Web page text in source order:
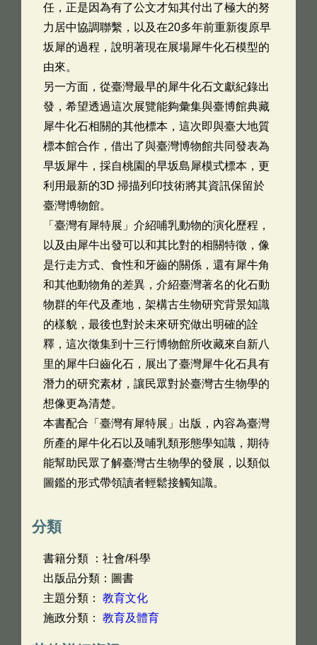
任，正是因為有了公文才知其付出了極大的努
力居中協調聯繫，以及在20多年前重新復原早
坂犀的過程，說明著現在展場犀牛化石模型的
由來。
另一方面，從臺灣最早的犀牛化石文獻紀錄出
發，希望透過這次展覽能夠彙集與臺博館典藏
犀牛化石相關的其他標本，這次即與臺大地質
標本館合作，借出了與臺灣博物館共同發表為
早坂犀牛，採自桃園的早坂島犀模式標本，更
利用最新的3D 掃描列印技術將其資訊保留於
臺灣博物館。
「臺灣有犀特展」介紹哺乳動物的演化歷程，
以及由犀牛出發可以和其比對的相關特徵，像
是行走方式、食性和牙齒的關係，還有犀牛角
和其他動物角的差異，介紹臺灣著名的化石動
物群的年代及產地，架構古生物研究背景知識
的樣貌，最後也對於未來研究做出明確的詮
釋，這次徵集到十三行博物館所收藏來自新八
里的犀牛臼齒化石，展出了臺灣犀牛化石具有
潛力的研究素材，讓民眾對於臺灣古生物學的
想像更為清楚。
本書配合「臺灣有犀特展」出版，內容為臺灣
所產的犀牛化石以及哺乳類形態學知識，期待
能幫助民眾了解臺灣古生物學的發展，以類似
圖鑑的形式帶領讀者輕鬆接觸知識。
分類
書籍分類 ：社會/科學
出版品分類：圖書
主題分類： 教育文化
施政分類： 教育及體育